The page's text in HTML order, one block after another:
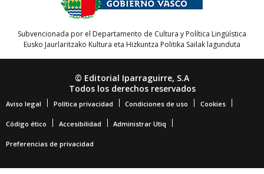
Subvencionada por el Departamento de Cultura y Política Lingüística
Eusko Jaurlaritzako Kultura eta Hizkuntza Politika Sailak lagunduta
© Editorial Iparraguirre, S.A
Todos los derechos reservados
Aviso legal Política privacidad Condiciones de uso Cookies
Código ético Accesibilidad Administrar Utiq
Preferencias de privacidad